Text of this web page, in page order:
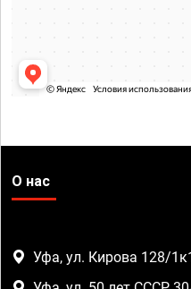
О нас
Уфа, ул. Кирова 128/1к1